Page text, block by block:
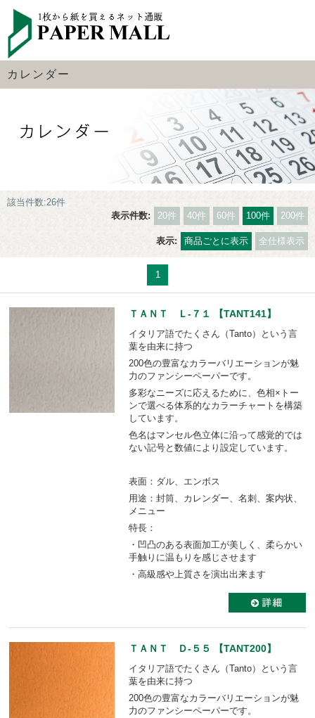
カレンダー
該当件数:26件
表示件数:
20件 40件 60件 100件 200件
表示: 商品ごとに表示 全仕様表示
1
ＴＡＮＴ Ｌ-７１ 【TANT141】
イタリア語でたくさん（Tanto）という言
葉を由来に持つ
200色の豊富なカラーバリエーションが魅
力のファンシーペーパーです。
多彩なニーズに応えるために、色相×トー
ンで選べる体系的なカラーチャートを構築
しています。
色名はマンセル色立体に沿って感覚的では
ない記号と数値により設定しています。
表面：ダル、エンボス
用途：封筒、カレンダー、名刺、案内状、
メニュー
特長：
・凹凸のある表面加工が美しく、柔らかい
手触りに温もりを感じさせます
・高級感や上質さを演出出来ます
ＴＡＮＴ Ｄ-５５ 【TANT200】
イタリア語でたくさん（Tanto）という言
葉を由来に持つ
200色の豊富なカラーバリエーションが魅
力のファンシーペーパーです。